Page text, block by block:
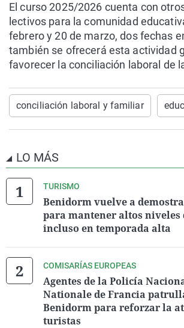
El curso 2025/2026 cuenta con
lectivos para la comunidad
febrero y 20 de marzo, dos fechas
también se ofrecerá esta actividad
favorecer la conciliación laboral de
conciliación laboral y familiar
LO MÁS
TURISMO
Benidorm vuelve a
para mantener altos niveles
incluso en temporada alta
COMISARÍAS EUROPEAS
Agentes de la Policía
Nationale de Francia
Benidorm para reforzar la
turistas